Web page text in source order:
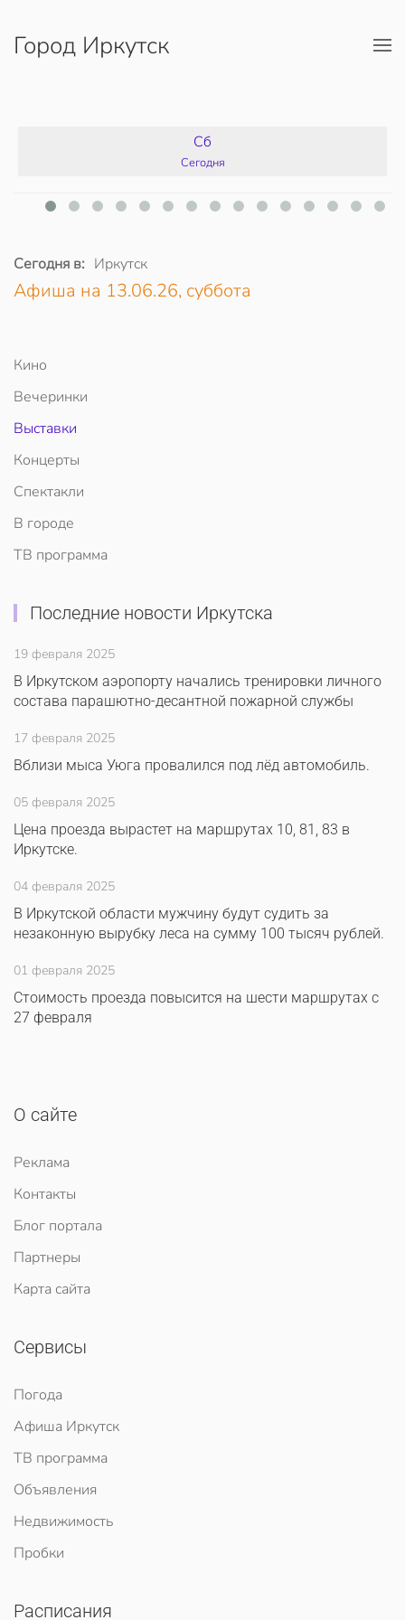
Перейти к содержимому
Город Иркутск
Сб
Сегодня
Сегодня в: Иркутск
Афиша на 13.06.26, суббота
Кино
Вечеринки
Выставки
Концерты
Спектакли
В городе
ТВ программа
Последние новости Иркутска
19 февраля 2025
В Иркутском аэропорту начались тренировки личного
состава парашютно-десантной пожарной службы
17 февраля 2025
Вблизи мыса Уюга провалился под лёд автомобиль.
05 февраля 2025
Цена проезда вырастет на маршрутах 10, 81, 83 в
Иркутске.
04 февраля 2025
В Иркутской области мужчину будут судить за
незаконную вырубку леса на сумму 100 тысяч рублей.
01 февраля 2025
Стоимость проезда повысится на шести маршрутах с
27 февраля
О сайте
Реклама
Контакты
Блог портала
Партнеры
Карта сайта
Сервисы
Погода
Афиша Иркутск
ТВ программа
Объявления
Недвижимость
Пробки
Расписания